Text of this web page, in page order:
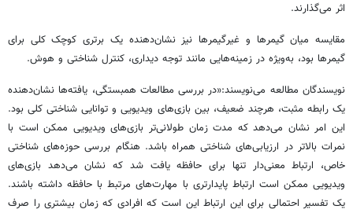
اثر می‌گذارند.
مقایسه میان گیمرها و غیرگیمرها نیز نشان‌دهنده یک برتری کوچک کلی برای
گیمرها بود، به‌ویژه در زمینه‌هایی مانند توجه دیداری، کنترل شناختی و هوش.
نویسندگان مطالعه می‌نویسند:«در بررسی مطالعات همبستگی، یافته‌ها نشان‌دهنده
یک رابطه مثبت، هرچند ضعیف، بین بازی‌های ویدیویی و توانایی شناختی کلی بود.
این امر نشان می‌دهد که مدت زمان طولانی‌تر بازی‌های ویدیویی ممکن است با
نمرات بالاتر در ارزیابی‌های شناختی همراه باشد. هنگام بررسی حوزه‌های شناختی
خاص، ارتباط معنی‌دار تنها برای حافظه یافت شد که نشان می‌دهد بازی‌های
ویدیویی ممکن است ارتباط پایدارتری با مهارت‌های مرتبط با حافظه داشته باشند.
یک تفسیر احتمالی برای این ارتباط این است که افرادی که زمان بیشتری را صرف